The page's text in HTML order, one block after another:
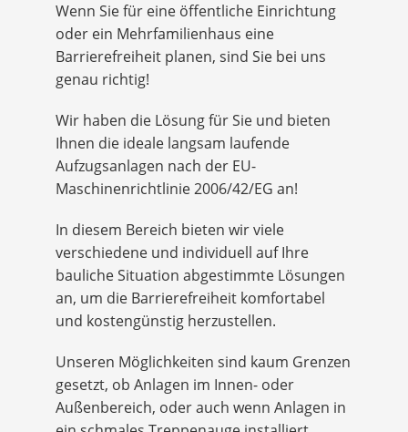
Wenn Sie für eine öffentliche Einrichtung
oder ein Mehrfamilienhaus eine
Barrierefreiheit planen, sind Sie bei uns
genau richtig!
Wir haben die Lösung für Sie und bieten
Ihnen die ideale langsam laufende
Aufzugsanlagen nach der EU-
Maschinenrichtlinie 2006/42/EG an!
In diesem Bereich bieten wir viele
verschiedene und individuell auf Ihre
bauliche Situation abgestimmte Lösungen
an, um die Barrierefreiheit komfortabel
und kostengünstig herzustellen.
Unseren Möglichkeiten sind kaum Grenzen
gesetzt, ob Anlagen im Innen- oder
Außenbereich, oder auch wenn Anlagen in